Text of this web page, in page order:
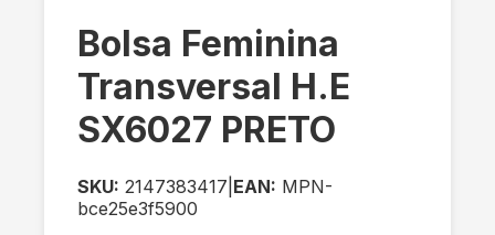
Bolsa Feminina
Transversal H.E
SX6027 PRETO
SKU: 2147383417 EAN: MPN-
bce25e3f5900